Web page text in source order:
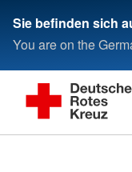
Sie befinden sich
You are on the